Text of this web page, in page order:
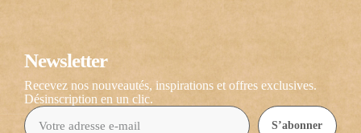
Newsletter
Recevez nos nouveautés, inspirations et offres exclusives.
Désinscription en un clic.
S’abonner